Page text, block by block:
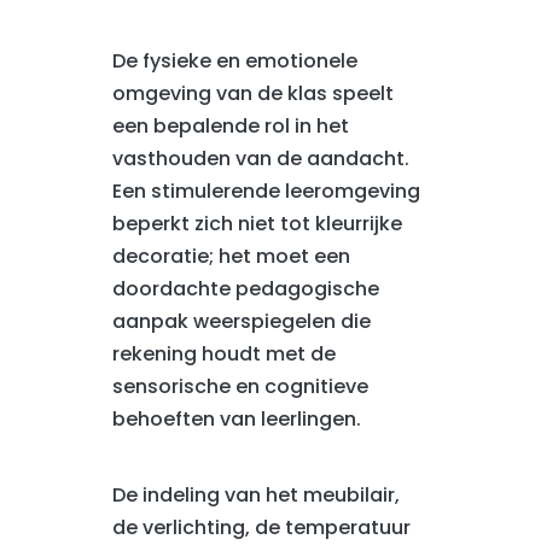
De fysieke en emotionele
omgeving van de klas speelt
een bepalende rol in het
vasthouden van de aandacht.
Een stimulerende leeromgeving
beperkt zich niet tot kleurrijke
decoratie; het moet een
doordachte pedagogische
aanpak weerspiegelen die
rekening houdt met de
sensorische en cognitieve
behoeften van leerlingen.
De indeling van het meubilair,
de verlichting, de temperatuur